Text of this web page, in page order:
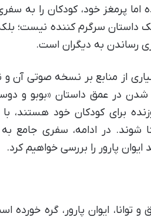
اما پرمغز خود، کودکان را به
داستان سرگرم کننده نیست؛
رساندن به دیگران است.
از منابع بر نسخه صوتی آن
شدن در عمق داستان «بوبو و
برای کودکان خود هستند، با
در ادامه، سفری جامع به
پارور را بررسی خواهیم کرد.
توانا، ایوان پارور، گره خورده